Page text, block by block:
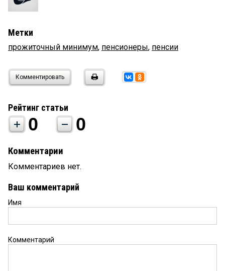
Метки
прожиточный минимум, пенсионеры, пенсии
Комментировать
Рейтинг статьи
0 0
Комментарии
Комментариев нет.
Ваш комментарий
Имя
Комментарий